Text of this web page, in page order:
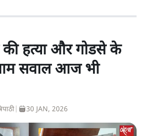
की हत्या और गोडसे के
सवाल आज भी
30 JAN, 2026